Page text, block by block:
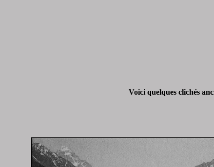
Voici quelques clichés